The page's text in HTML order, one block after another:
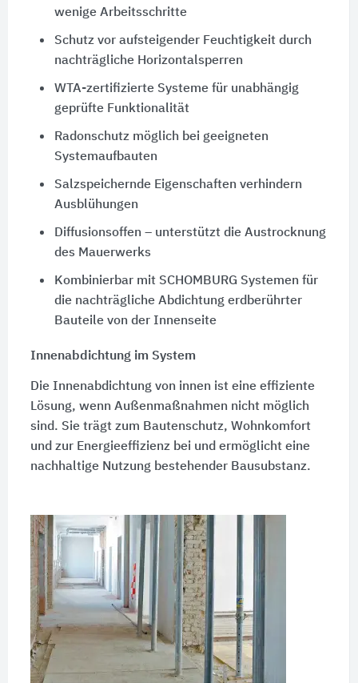
wenige Arbeitsschritte
Schutz vor aufsteigender Feuchtigkeit durch
nachträgliche Horizontalsperren
WTA-zertifizierte Systeme für unabhängig
geprüfte Funktionalität
Radonschutz möglich bei geeigneten
Systemaufbauten
Salzspeichernde Eigenschaften verhindern
Ausblühungen
Diffusionsoffen – unterstützt die Austrocknung
des Mauerwerks
Kombinierbar mit SCHOMBURG Systemen für
die nachträgliche Abdichtung erdberührter
Bauteile von der Innenseite
Innenabdichtung im System
Die Innenabdichtung von innen ist eine effiziente
Lösung, wenn Außenmaßnahmen nicht möglich
sind. Sie trägt zum Bautenschutz, Wohnkomfort
und zur Energieeffizienz bei und ermöglicht eine
nachhaltige Nutzung bestehender Bausubstanz.